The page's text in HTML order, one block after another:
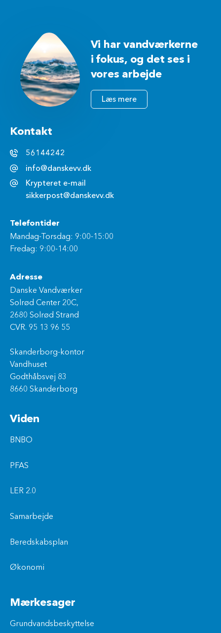
Vi har vandværkerne
i fokus, og det ses i
vores arbejde
Læs mere
Kontakt
56144242
info@danskevv.dk
Krypteret e-mail
sikkerpost@danskevv.dk
Telefontider
Mandag-Torsdag: 9:00-15:00
Fredag: 9:00-14:00
Adresse
Danske Vandværker
Solrød Center 20C,
2680 Solrød Strand
CVR. 95 13 96 55
Skanderborg-kontor
Vandhuset
Godthåbsvej 83
8660 Skanderborg
Viden
BNBO
PFAS
LER 2.0
Samarbejde
Beredskabsplan
Økonomi
Mærkesager
Grundvandsbeskyttelse